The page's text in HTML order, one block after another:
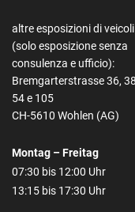
altre esposizioni di veicoli
(solo esposizione senza
consulenza e ufficio):
Bremgarterstrasse 36,
54 e 105
CH-5610 Wohlen (AG)
Montag – Freitag
07:30 bis 12:00 Uhr
13:15 bis 17:30 Uhr